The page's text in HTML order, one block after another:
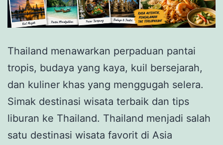
Thailand menawarkan perpaduan pantai
tropis, budaya yang kaya, kuil bersejarah,
dan kuliner khas yang menggugah selera.
Simak destinasi wisata terbaik dan tips
liburan ke Thailand. Thailand menjadi salah
satu destinasi wisata favorit di Asia